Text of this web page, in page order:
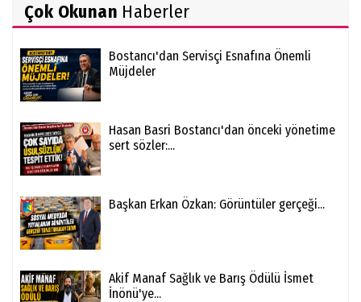
Çok Okunan Haberler
Bostancı'dan Servisçi Esnafına Önemli
Müjdeler
Hasan Basri Bostancı'dan önceki yönetime
sert sözler:...
Başkan Erkan Özkan: Görüntüler gerçeği...
Akif Manaf Sağlık ve Barış Ödülü İsmet
İnönü'ye...